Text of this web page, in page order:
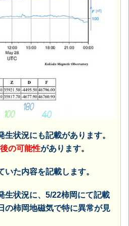
状況にも記載があります。
の可能性があります。
いた内容を記載します。
生状況に、5/22柿岡にて記載
の柿岡地磁気で特に異常が見